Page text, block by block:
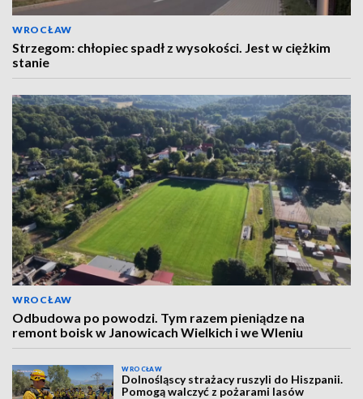
WROCŁAW
Strzegom: chłopiec spadł z wysokości. Jest w ciężkim
stanie
WROCŁAW
Odbudowa po powodzi. Tym razem pieniądze na
remont boisk w Janowicach Wielkich i we Wleniu
WROCŁAW
Dolnośląscy strażacy ruszyli do Hiszpanii.
Pomogą walczyć z pożarami lasów